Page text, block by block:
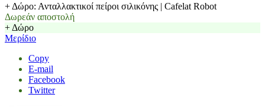
+ Δώρο: Ανταλλακτικοί πείροι σιλικόνης | Cafelat Robot
Δωρεάν αποστολή
+ Δώρο
Μερίδιο
Copy
E-mail
Facebook
Twitter